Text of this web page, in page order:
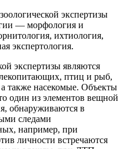
экспертизы
— морфология и
ихтиология,
экспертология.
экспертизы являются
птиц и рыб,
также насекомые. Объекты
один из элементов вещной
обнаруживаются в
следами
например, при
личности встречаются